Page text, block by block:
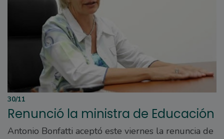
30/11
Renunció la ministra de Educación
Antonio Bonfatti aceptó este viernes la renuncia de